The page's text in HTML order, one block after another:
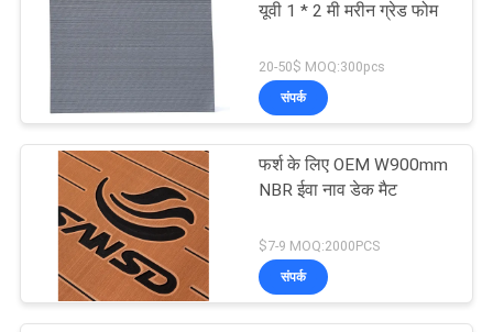
PRIVACY
POLICY
ईवा मछली शासक
नाव गैर पर्ची पैड
21
यूवी 1 * 2 मी मरीन ग्रेड फोम
20-50$ MOQ:300pcs
संपर्क
फर्श के लिए OEM W900mm
NBR ईवा नाव डेक मैट
$7-9 MOQ:2000PCS
संपर्क